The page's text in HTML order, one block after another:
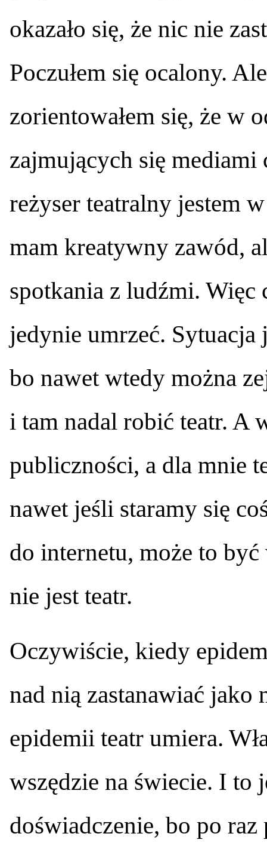
okazało się, że nic nie
Poczułem się ocalony.
zorientowałem się, że w
zajmujących się
reżyser teatralny jestem
mam kreatywny zawód,
spotkania z ludźmi. Więc
jedynie umrzeć. Sytuacja
bo nawet wtedy można
i tam nadal robić teatr. A
publiczności, a dla mnie
nawet jeśli staramy się
do internetu, może to
nie jest teatr.
Oczywiście, kiedy
nad nią zastanawiać jako
epidemii teatr umiera.
wszędzie na świecie. I to
doświadczenie, bo po